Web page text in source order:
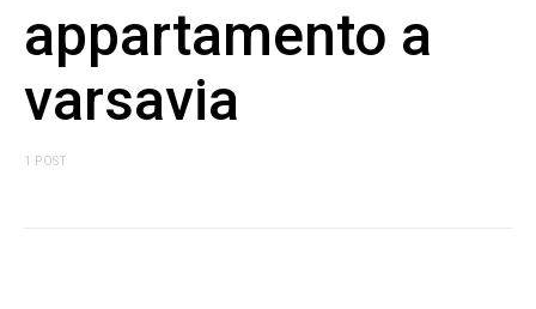
appartamento a
varsavia
1 POST